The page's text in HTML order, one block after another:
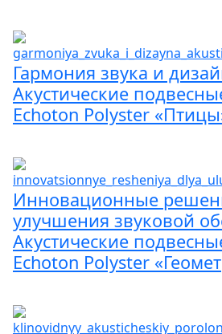
Гармония звука и
Акустические
Echoton Polyster
Инновационные
улучшения звуковой
Акустические
Echoton Polyster